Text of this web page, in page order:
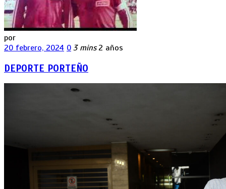
por
20 febrero, 2024 0 3 mins 2 años
DEPORTE PORTEÑO